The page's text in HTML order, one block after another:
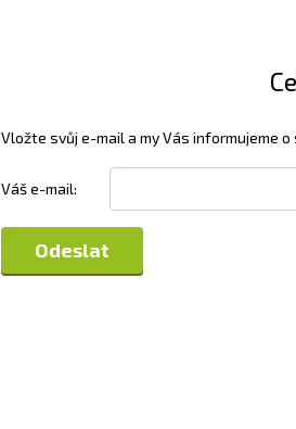
Vložte svůj e-mail a my Vás informujeme
Váš e-mail: